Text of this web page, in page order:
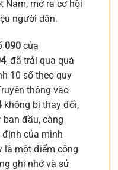
Nam, mở ra cơ hội
người dân.
090 của
, đã trải qua quá
10 số theo quy
thông vào
không bị thay đổi,
đầu, càng
của mình
là một điểm cộng
ghi nhớ và sử